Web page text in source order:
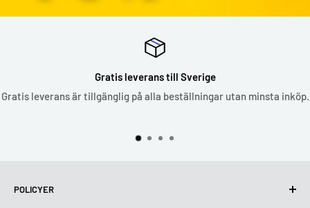
Gratis leverans till Sverige
Gratis leverans är tillgänglig på alla beställningar utan minsta inköp.
POLICYER